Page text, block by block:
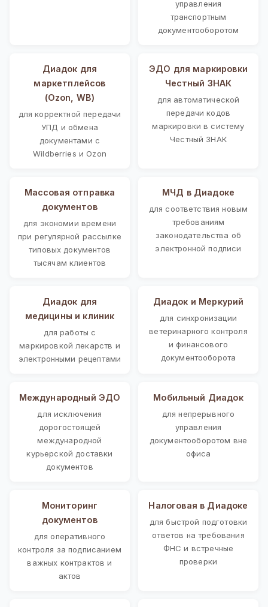
управления
транспортным
документооборотом
Диадок для
маркетплейсов
(Ozon, WB)
для корректной передачи
УПД и обмена
документами с
Wildberries и Ozon
ЭДО для маркировки
Честный ЗНАК
для автоматической
передачи кодов
маркировки в систему
Честный ЗНАК
Массовая отправка
документов
для экономии времени
при регулярной рассылке
типовых документов
тысячам клиентов
МЧД в Диадоке
для соответствия новым
требованиям
законодательства об
электронной подписи
Диадок для
медицины и клиник
для работы с
маркировкой лекарств и
электронными рецептами
Диадок и Меркурий
для синхронизации
ветеринарного контроля
и финансового
документооборота
Международный ЭДО
для исключения
дорогостоящей
международной
курьерской доставки
документов
Мобильный Диадок
для непрерывного
управления
документооборотом вне
офиса
Мониторинг
документов
для оперативного
контроля за подписанием
важных контрактов и
актов
Налоговая в Диадоке
для быстрой подготовки
ответов на требования
ФНС и встречные
проверки